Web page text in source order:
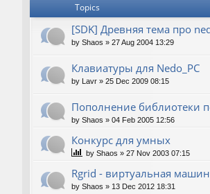
Topics
[SDK] Древняя тема про
by Shaos » 27 Aug 2004 13:29
Клавиатуры для Nedo_PC
by Lavr » 25 Dec 2009 08:15
Пополнение библиотеки
by Shaos » 04 Feb 2005 12:56
Конкурс для умных
by Shaos » 27 Nov 2003 07:15
Rgrid - виртуальная
by Shaos » 13 Dec 2012 18:31